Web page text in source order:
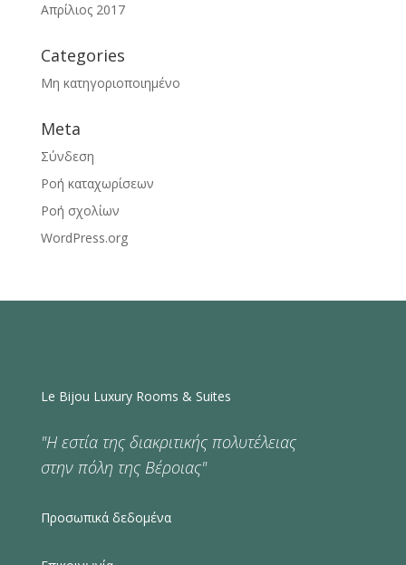
Απρίλιος 2017
Categories
Μη κατηγοριοποιημένο
Meta
Σύνδεση
Ροή καταχωρίσεων
Ροή σχολίων
WordPress.org
Le Bijou Luxury Rooms & Suites
"Η εστία της διακριτικής πολυτέλειας
στην πόλη της Βέροιας"
Προσωπικά δεδομένα